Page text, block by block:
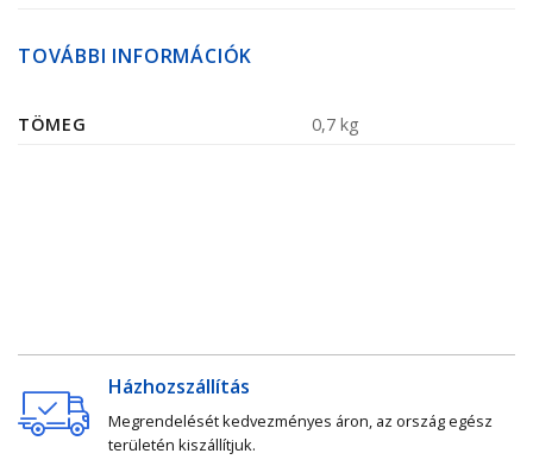
TOVÁBBI INFORMÁCIÓK
TÖMEG 0,7 kg
Házhozszállítás
Megrendelését kedvezményes áron, az ország egész
területén kiszállítjuk.